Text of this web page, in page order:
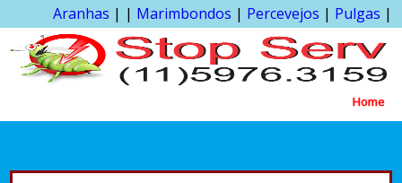
Aranhas | | Marimbondos | Percevejos | Pulgas |
Home